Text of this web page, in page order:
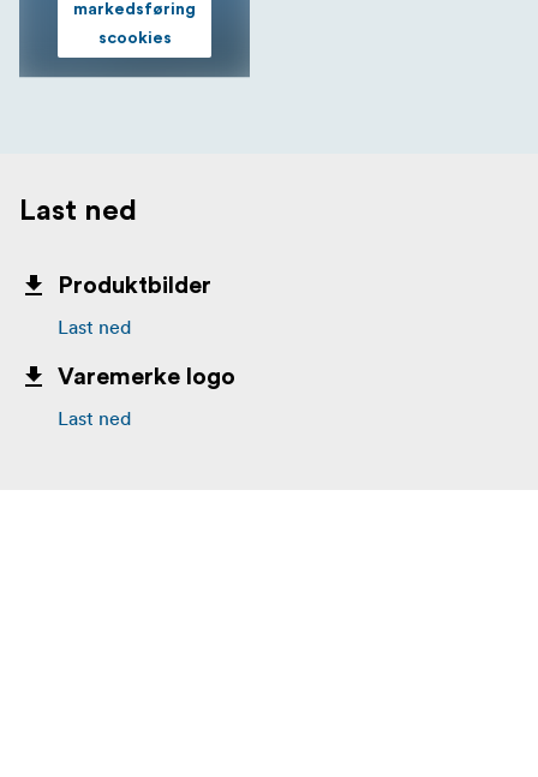
markedsføring
scookies
Last ned
Produktbilder
Last ned
Varemerke logo
Last ned